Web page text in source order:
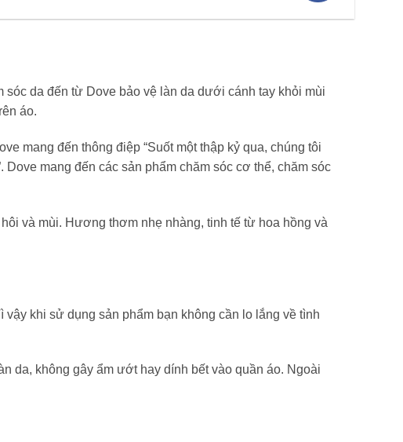
da đến từ Dove bảo vệ làn da dưới cánh tay khỏi mùi
áo.
mang đến thông điệp “Suốt một thập kỷ qua, chúng tôi
mang đến các sản phẩm chăm sóc cơ thể, chăm sóc
và mùi. Hương thơm nhẹ nhàng, tinh tế từ hoa hồng và
khi sử dụng sản phẩm bạn không cần lo lắng về tình
da, không gây ẩm ướt hay dính bết vào quần áo. Ngoài